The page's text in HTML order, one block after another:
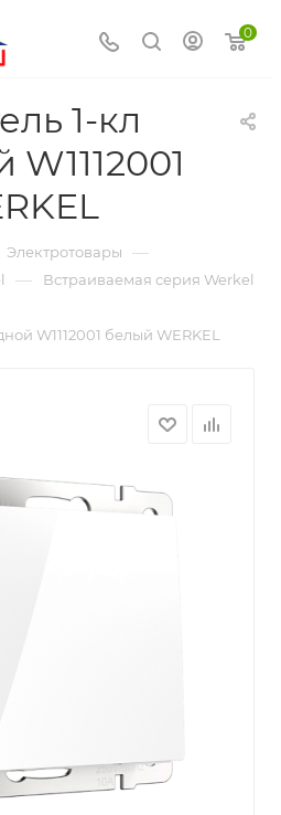
0
1-кл
Электротовары —
— Встраиваемая серия Werkel
W1112001 белый WERKEL